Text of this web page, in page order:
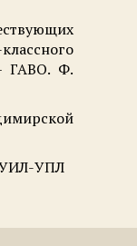
ГАВО. Ф.
УИЛ-УПЛ